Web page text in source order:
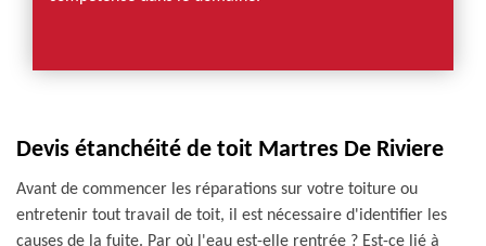
Devis étanchéité de toit Martres De Riviere
Avant de commencer les réparations sur votre toiture ou
entretenir tout travail de toit, il est nécessaire d'identifier les
causes de la fuite. Par où l'eau est-elle rentrée ? Est-ce lié à